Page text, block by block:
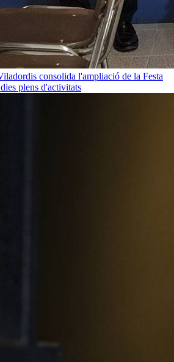
consolida l'ampliació de la Festa
plens d'activitats